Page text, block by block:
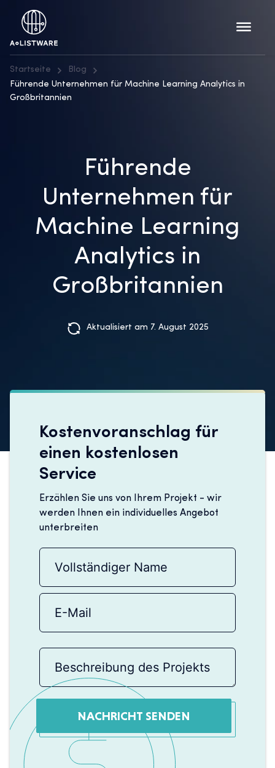
Startseite
Blog
Führende Unternehmen für Machine Learning Analytics in
Großbritannien
Führende
Unternehmen für
Machine Learning
Analytics in
Großbritannien
Aktualisiert am 7. August 2025
Kostenvoranschlag für
einen kostenlosen
Service
Erzählen Sie uns von Ihrem Projekt - wir
werden Ihnen ein individuelles Angebot
unterbreiten
NACHRICHT SENDEN